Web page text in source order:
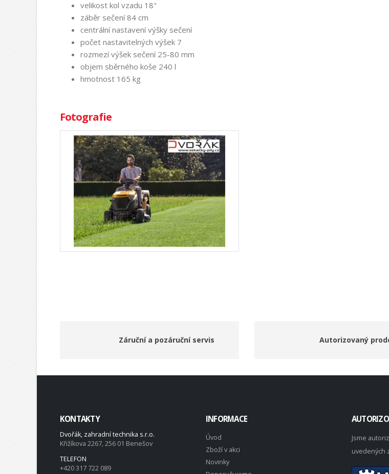
velikost kol vzadu 18"
záběr sečení 84 cm
centrální nastavení výšky sečení
počet nastavitelných výšek 7
rozmezí výšek sečení 25-80 mm
objem sběrného koše 240 l
hmotnost 165 kg
Fotografie
Záruční a pozáruční servis Autorizovaný
KONTAKTY
Dvořák, zahradní technika s.r.o.
Křižíkova 2267, 256 01 Benešov
TELEFON
+420 317 722 089
INFORMACE
Úvod
Zboží v akci
Novinky
Jsme
uvedených